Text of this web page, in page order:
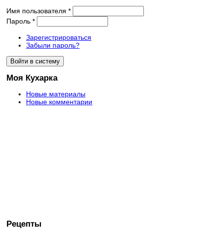
Имя пользователя *
Пароль *
Зарегистрироваться
Забыли пароль?
Моя Кухарка
Новые материалы
Новые комментарии
Рецепты